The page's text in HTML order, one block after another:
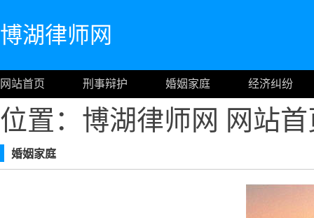
博湖律师网
网站首页 刑事辩护 婚姻家庭 经济纠纷
位置：博湖律师网 网站
婚姻家庭